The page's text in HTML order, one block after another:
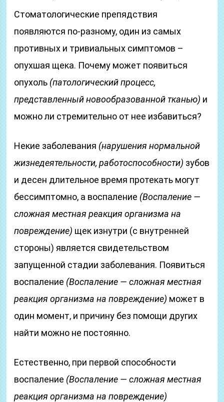
Стоматологические препядствия
появляются по-разному, один из самых
противных и тривиальных симптомов –
опухшая щека. Почему может появиться
опухоль (патологический процесс,
представленный новообразованной тканью) и
можно ли стремительно от нее избавиться?
Некие заболевания (нарушения нормальной
жизнедеятельности, работоспособности) зубов
и десен длительное время протекать могут
бессимптомно, а воспаление (Воспаление —
сложная местная реакция организма на
повреждение) щек изнутри (с внутренней
стороны) является свидетельством
запущенной стадии заболевания. Появиться
воспаление (Воспаление — сложная местная
реакция организма на повреждение) может в
один момент, и причину без помощи других
найти можно не постоянно.
Естественно, при первой способности
воспаление (Воспаление — сложная местная
реакция организма на повреждение)